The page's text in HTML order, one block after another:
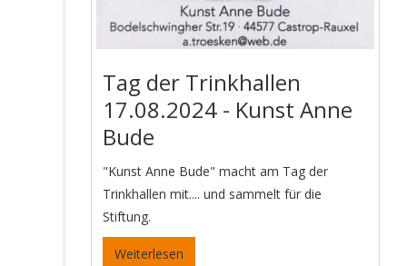
Tag der Trinkhallen
17.08.2024 - Kunst Anne
Bude
"Kunst Anne Bude" macht am Tag der
Trinkhallen mit.... und sammelt für die
Stiftung.
Weiterlesen